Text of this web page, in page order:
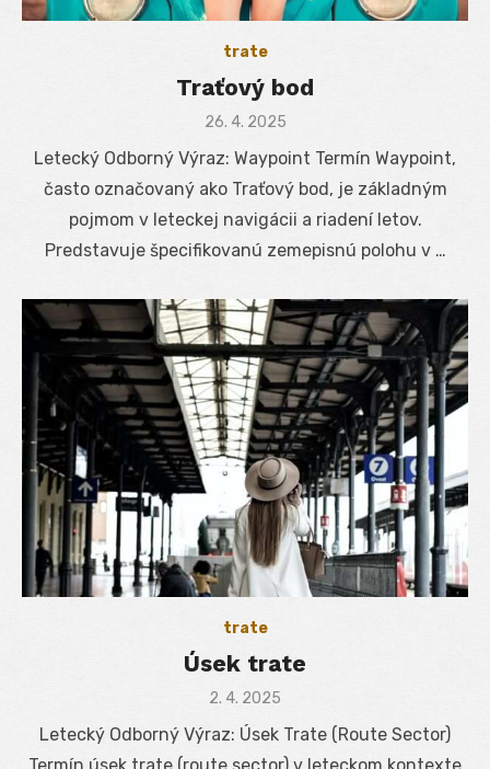
trate
Traťový bod
Posted
26. 4. 2025
Letecký Odborný Výraz: Waypoint Termín Waypoint,
často označovaný ako Traťový bod, je základným
pojmom v leteckej navigácii a riadení letov.
Predstavuje špecifikovanú zemepisnú polohu v …
trate
Úsek trate
Posted
2. 4. 2025
Letecký Odborný Výraz: Úsek Trate (Route Sector)